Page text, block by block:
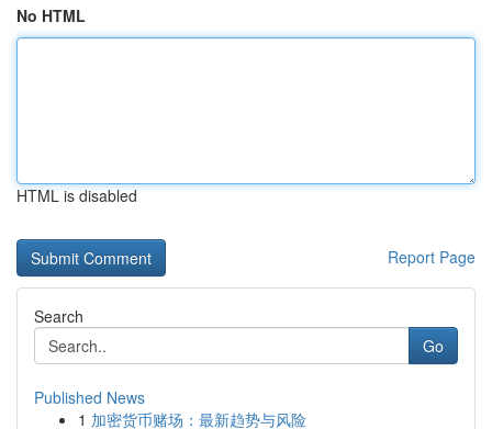
No HTML
HTML is disabled
Report Page
Search
Go
Published News
1 加密货币赌场：最新趋势与风险